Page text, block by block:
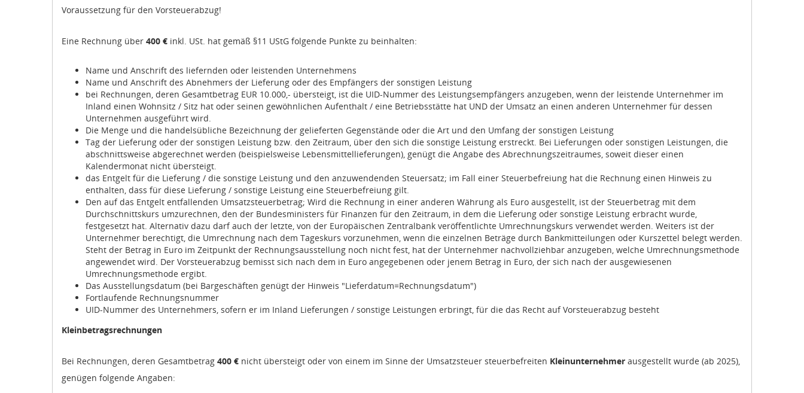
Voraussetzung für den Vorsteuerabzug!
Eine Rechnung über 400 € inkl. USt. hat gemäß §11 UStG folgende Punkte zu beinhalten:
Name und Anschrift des liefernden oder leistenden Unternehmens
Name und Anschrift des Abnehmers der Lieferung oder des Empfängers der sonstigen Leistung
bei Rechnungen, deren Gesamtbetrag EUR 10.000,- übersteigt, ist die UID-Nummer des Leistungsempfängers anzugeben, wenn der leistende Unternehmer im
Inland einen Wohnsitz / Sitz hat oder seinen gewöhnlichen Aufenthalt / eine Betriebsstätte hat UND der Umsatz an einen anderen Unternehmer für dessen
Unternehmen ausgeführt wird.
Die Menge und die handelsübliche Bezeichnung der gelieferten Gegenstände oder die Art und den Umfang der sonstigen Leistung
Tag der Lieferung oder der sonstigen Leistung bzw. den Zeitraum, über den sich die sonstige Leistung erstreckt. Bei Lieferungen oder sonstigen Leistungen, die
abschnittsweise abgerechnet werden (beispielsweise Lebensmittellieferungen), genügt die Angabe des Abrechnungszeitraumes, soweit dieser einen
Kalendermonat nicht übersteigt.
das Entgelt für die Lieferung / die sonstige Leistung und den anzuwendenden Steuersatz; im Fall einer Steuerbefreiung hat die Rechnung einen Hinweis zu
enthalten, dass für diese Lieferung / sonstige Leistung eine Steuerbefreiung gilt.
Den auf das Entgelt entfallenden Umsatzsteuerbetrag; Wird die Rechnung in einer anderen Währung als Euro ausgestellt, ist der Steuerbetrag mit dem
Durchschnittskurs umzurechnen, den der Bundesministers für Finanzen für den Zeitraum, in dem die Lieferung oder sonstige Leistung erbracht wurde,
festgesetzt hat. Alternativ dazu darf auch der letzte, von der Europäischen Zentralbank veröffentlichte Umrechnungskurs verwendet werden. Weiters ist der
Unternehmer berechtigt, die Umrechnung nach dem Tageskurs vorzunehmen, wenn die einzelnen Beträge durch Bankmitteilungen oder Kurszettel belegt werden.
Steht der Betrag in Euro im Zeitpunkt der Rechnungsausstellung noch nicht fest, hat der Unternehmer nachvollziehbar anzugeben, welche Umrechnungsmethode
angewendet wird. Der Vorsteuerabzug bemisst sich nach dem in Euro angegebenen oder jenem Betrag in Euro, der sich nach der ausgewiesenen
Umrechnungsmethode ergibt.
Das Ausstellungsdatum (bei Bargeschäften genügt der Hinweis "Lieferdatum=Rechnungsdatum")
Fortlaufende Rechnungsnummer
UID-Nummer des Unternehmers, sofern er im Inland Lieferungen / sonstige Leistungen erbringt, für die das Recht auf Vorsteuerabzug besteht
Kleinbetragsrechnungen
Bei Rechnungen, deren Gesamtbetrag 400 € nicht übersteigt oder von einem im Sinne der Umsatzsteuer steuerbefreiten Kleinunternehmer ausgestellt wurde (ab 2025),
genügen folgende Angaben: